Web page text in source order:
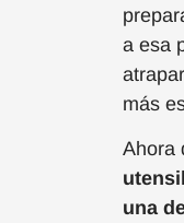
a esa
más
Ahora
una